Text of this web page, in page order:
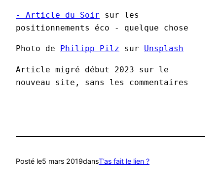
- Article du Soir sur les
positionnements éco - quelque chose
Photo de Philipp Pilz sur Unsplash
Article migré début 2023 sur le
nouveau site, sans les commentaires
Posté le5 mars 2019dansT’as fait le lien ?